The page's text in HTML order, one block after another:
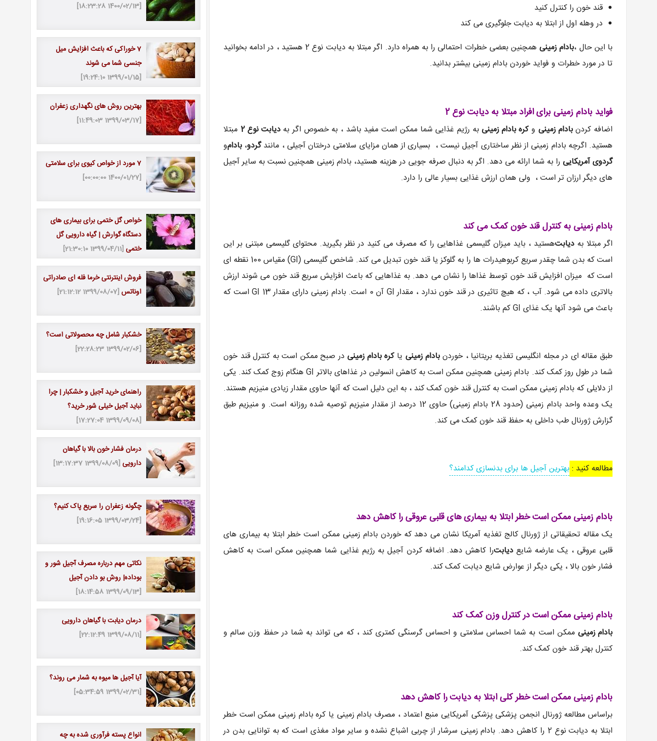
قند خون را کنترل کنید
در وهله اول از ابتلا به دیابت جلوگیری می کند
با این حال ،بادام زمینی
همچنین بعضی خطرات احتمالی را به همراه دارد. اگر مبتلا به دیابت نوع 2 هستید ، در ادامه بخوانید
تا در مورد خطرات و فواید خوردن بادام زمینی بیشتر بدانید.
فواید بادام زمینی برای افراد مبتلا به دیابت نوع 2
اضافه کردنبادام زمینی وکره بادام زمینی به رژیم غذایی شما ممکن است مفید باشد ، به خصوص اگر بهدیابت نوع 2 مبتلا
هستید. اگرچه بادام زمینی از نظر ساختاری آجیل نیست ، بسیاری از همان مزایای سلامتی درختان آجیلی ، مانندگردو، بادامو
گردوی آمریکایی را به شما ارائه می دهد. اگر به دنبال صرفه جویی در هزینه هستید، بادام زمینی همچنین نسبت به سایر آجیل
های دیگر ارزان تر است ، ولی همان ارزش غذایی بسیار عالی را دارد.
بادام زمینی به کنترل قند خون کمک می کند
اگر مبتلا به دیابتهستید ، باید میزان گلیسمی غذاهایی را که مصرف می کنید در نظر بگیرید. محتوای گلیسمی مبتنی بر این
است که بدن شما چقدر سریع کربوهیدرات ها را به گلوکز یا قند خون تبدیل می کند. شاخص گلیسمی (GI) مقیاس 100 نقطه ای
است که میزان افزایش قند خون توسط غذاها را نشان می دهد. به غذاهایی که باعث افزایش سریع قند خون می شوند ارزش
بالاتری داده می شود. آب ، که هیچ تاثیری در قند خون ندارد ، مقدار GI آن 0 است. بادام زمینی دارای مقدار GI 13 است که
باعث می شود آنها یک غذای GI کم باشند.
طبق مقاله ای در مجله انگلیسی تغذیه بریتانیا ، خوردنبادام زمینی یاکره بادام زمینی در صبح ممکن است به کنترل قند خون
شما در طول روز کمک کند. بادام زمینی همچنین ممکن است به کاهش انسولین در غذاهای بالاتر GI هنگام زوج کمک کند. یکی
از دلایلی که بادام زمینی ممکن است به کنترل قند خون کمک کند ، به این دلیل است که آنها حاوی مقدار زیادی منیزیم هستند.
یک وعده واحد بادام زمینی (حدود 28 بادام زمینی) حاوی 12 درصد از مقدار منیزیم توصیه شده روزانه است. و منیزیم طبق
گزارش ژورنال طب داخلی به حفظ قند خون کمک می کند.
مطالعه کنید :بهترین آجیل ها برای بدنسازی کدامند؟
بادام زمینی ممکن است خطر ابتلا به بیماری های قلبی عروقی را کاهش دهد
یک مقاله تحقیقاتی از ژورنال کالج تغذیه آمریکا نشان می دهد که خوردن بادام زمینی ممکن است خطر ابتلا به بیماری های
قلبی عروقی ، یک عارضه شایعدیابترا کاهش دهد. اضافه کردن آجیل به رژیم غذایی شما همچنین ممکن است به کاهش
فشار خون بالا ، یکی دیگر از عوارض شایع دیابت کمک کند.
بادام زمینی ممکن است در کنترل وزن کمک کند
بادام زمینی ممکن است به شما احساس سلامتی و احساس گرسنگی کمتری کند ، که می تواند به شما در حفظ وزن سالم و
کنترل بهتر قند خون کمک کند.
بادام زمینی ممکن است خطر کلی ابتلا به دیابت را کاهش دهد
براساس مطالعه ژورنال انجمن پزشکی پزشکی آمریکایی منبع اعتماد ، مصرف بادام زمینی یا کره بادام زمینی ممکن است خطر
ابتلا به دیابت نوع 2 را کاهش دهد. بادام زمینی سرشار از چربی اشباع نشده و سایر مواد مغذی است که به توانایی بدن در
[1400/02/13 18:23:28]
7 خوراکی که باعث افزایش میل
جنسی شما می شوند
[1399/01/15 19:24:10]
بهترین روش های نگهداری زعفران
[1399/03/17 11:49:03]
7 مورد از خواص کیوی برای سلامتی
[1400/01/27 00:00:00]
خواص گل ختمی برای بیماری های
دستگاه گوارش | گیاه دارویی گل
ختمی [1399/04/11 21:30:10]
فروش اینترنتی خرما فله ای صادراتی
اوناتس[1399/08/07 21:12:12]
خشکبار شامل چه محصولاتی است؟
[1399/02/06 22:28:23]
راهنمای خرید آجیل و خشکبار | چرا
نباید آجیل خیلی شور خرید؟
[1399/09/08 17:27:04]
درمان فشار خون بالا با گیاهان
دارویی [1399/08/09 13:17:37]
چگونه زعفران را سریع پاک کنیم؟
[1399/03/24 19:16:05]
نکاتی مهم درباره مصرف آجیل شور و
بوداده| روش بو دادن آجیل
[1399/09/13 18:14:58]
درمان دیابت با گیاهان دارویی
[1399/08/11 22:12:49]
آیا آجیل ها میوه به شمار می روند؟
[1399/02/31 05:34:59]
انواع پسته فرآوری ‌شده به چه